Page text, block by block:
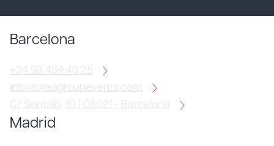
Barcelona
+34 93 434 43 25
info@creagroupevents.com
C/ Santaló, 10 | 08021 - Barcelona
Madrid